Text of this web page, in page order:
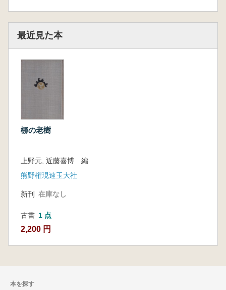
最近見た本
梛の老樹
上野元, 近藤喜博 編
熊野権現速玉大社
新刊 在庫なし
古書 1 点
2,200 円
本を探す